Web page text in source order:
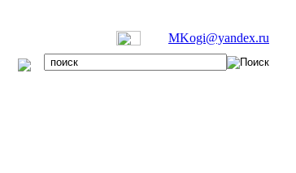
MKogi@yandex.ru